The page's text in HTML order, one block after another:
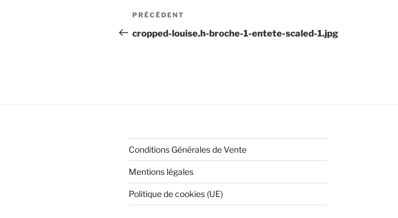
Navigation
de
Article
précédent
PRÉCÉDENT
cropped-louise.h-broche-1-entete-scaled-1.jpg
Conditions Générales de Vente
Mentions légales
Politique de cookies (UE)